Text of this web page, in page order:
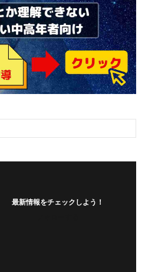
最新情報をチェックしよう！